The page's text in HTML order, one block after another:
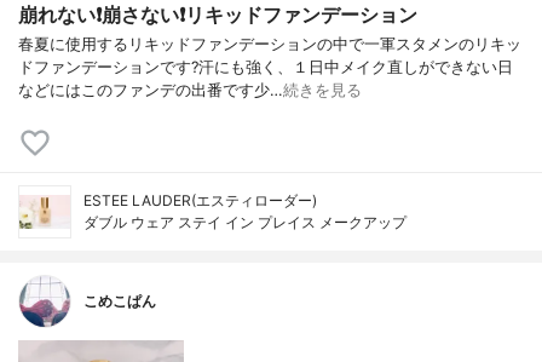
崩れない❗️崩さない❗️リキッドファンデーション
春夏に使用するリキッドファンデーションの中で一軍スタメンのリキッ
ドファンデーションです?汗にも強く、１日中メイク直しができない日
などにはこのファンデの出番です少…続きを見る
ESTEE LAUDER(エスティローダー)
ダブル ウェア ステイ イン プレイス メークアップ
こめこぱん